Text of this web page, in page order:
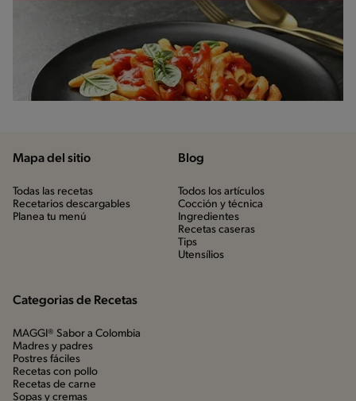
Mapa del sitio
Todas las recetas
Recetarios descargables
Planea tu menú
Blog
Todos los artículos
Cocción y técnica
Ingredientes
Recetas caseras
Tips
Utensílios
Categorias de Recetas
MAGGI® Sabor a Colombia
Madres y padres
Postres fáciles
Recetas con pollo
Recetas de carne
Sopas y cremas